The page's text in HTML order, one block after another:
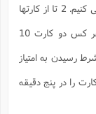
چند كارت حديث را امتيازگذارى كرده، آنها را مخفى مى كنيم. 2 تا از كارتها
10 امتيازى و بقيه كارتها كمتر از 10 امتياز دارند. هر كس دو كارت 10
شرط رسيدن به امتياز
را در پنج دقيقه